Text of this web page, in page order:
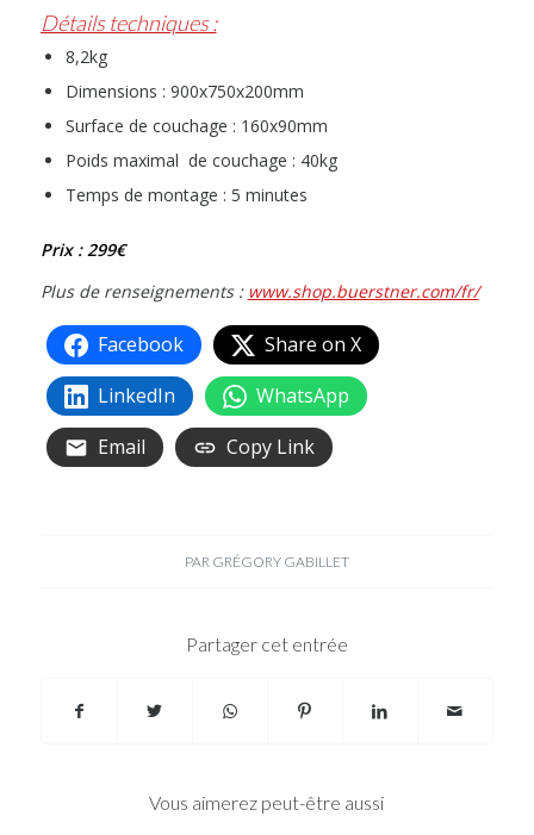
Détails techniques :
8,2kg
Dimensions : 900x750x200mm
Surface de couchage : 160x90mm
Poids maximal de couchage : 40kg
Temps de montage : 5 minutes
Prix : 299€
Plus de renseignements : www.shop.buerstner.com/fr/
Facebook
Share on X
LinkedIn
WhatsApp
Email
Copy Link
PAR GRÉGORY GABILLET
Partager cet entrée
Vous aimerez peut-être aussi